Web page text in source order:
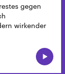
gegen
wirkender